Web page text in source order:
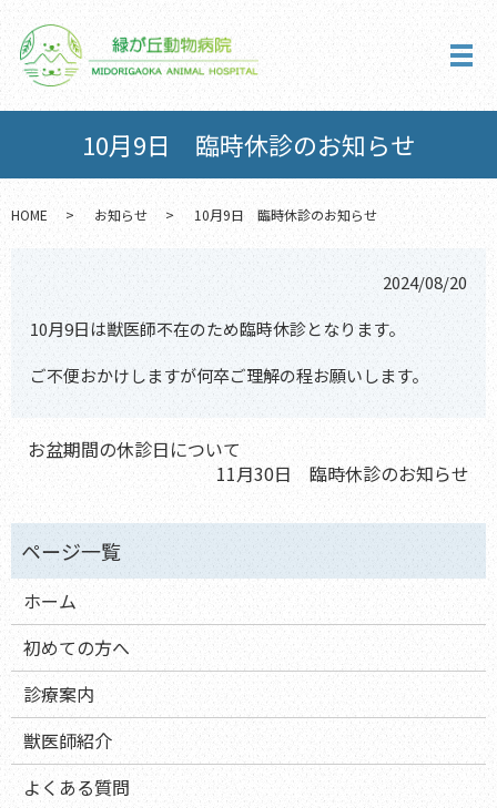
メ
10月9日 臨時休診のお知らせ
HOME お知らせ 10月9日 臨時休診のお知らせ
2024/08/20
10月9日は獣医師不在のため臨時休診となります。
ご不便おかけしますが何卒ご理解の程お願いします。
お盆期間の休診日について
11月30日 臨時休診のお知らせ
ホーム
初めての方へ
診療案内
獣医師紹介
よくある質問